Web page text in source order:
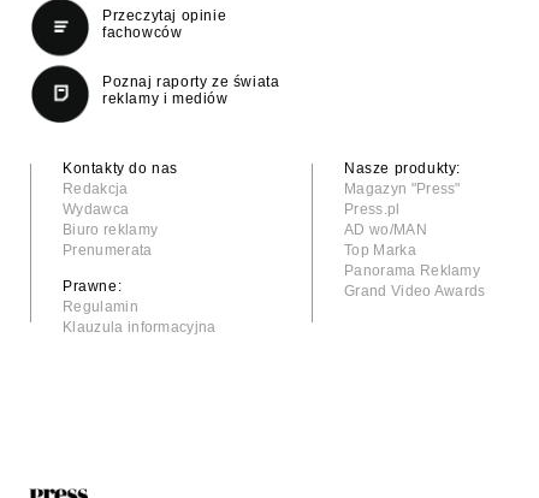
Przeczytaj opinie
fachowców
Poznaj raporty ze świata
reklamy i mediów
Kontakty do nas
Redakcja
Wydawca
Biuro reklamy
Prenumerata
Prawne:
Regulamin
Klauzula informacyjna
Nasze produkty:
Magazyn "Press"
Press.pl
AD wo/MAN
Top Marka
Panorama Reklamy
Grand Video Awards